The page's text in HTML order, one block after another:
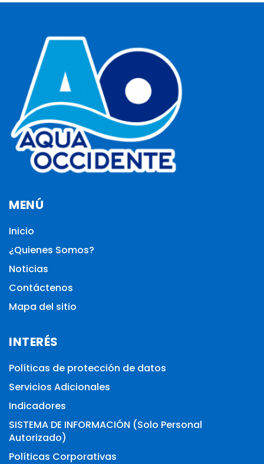
MENÚ
Inicio
¿Quienes Somos?
Noticias
Contáctenos
Mapa del sitio
INTERÉS
Políticas de protección de datos
Servicios Adicionales
Indicadores
SISTEMA DE INFORMACIÓN (Solo Personal
Autorizado)
Políticas Corporativas